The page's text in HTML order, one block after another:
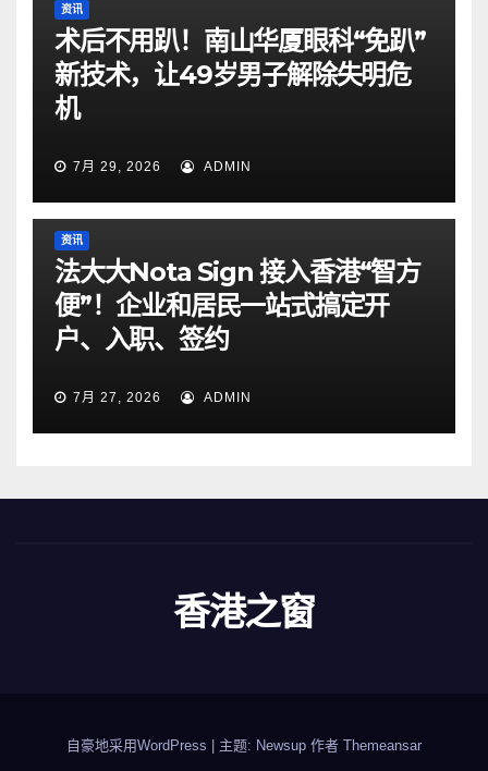
资讯
术后不用趴！南山华厦眼科“免趴”
新技术，让49岁男子解除失明危
机
7月 29, 2026 ADMIN
资讯
法大大Nota Sign 接入香港“智方
便”！企业和居民一站式搞定开
户、入职、签约
7月 27, 2026 ADMIN
香港之窗
自豪地采用WordPress 主题: Newsup 作者 Themeansar